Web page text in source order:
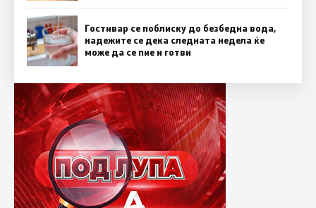
Гостивар се поблиску до безбедна вода,
надежите се дека следната недела ќе
може да се пие и готви